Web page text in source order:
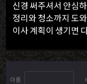
신경 써주셔서 안심
정리와 청소까지 도
이사 계획이 생기면
이름